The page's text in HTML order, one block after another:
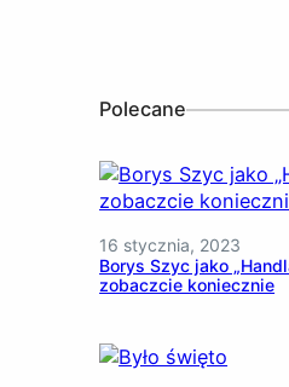
Polecane
16 stycznia, 2023
Borys Szyc jako
zobaczcie koniecznie